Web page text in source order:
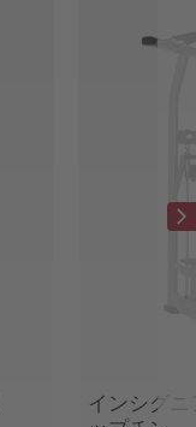
インシグ